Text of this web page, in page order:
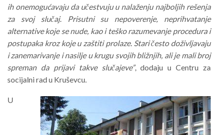
ih onemogućavaju da učestvuju u nalaženju najboljih rešenja
za svoj slučaj. Prisutni su nepoverenje, neprihvatanje
alternative koje se nude, kao i teško razumevanje procedura i
postupaka kroz koje u zaštiti prolaze. Stari često doživljavaju
i zanemarivanje i nasilje u krugu svojih bližnjih, ali je mali broj
spreman da prijavi takve slučajeve”, dodaju u Centru za
socijalni rad u Kruševcu.
U